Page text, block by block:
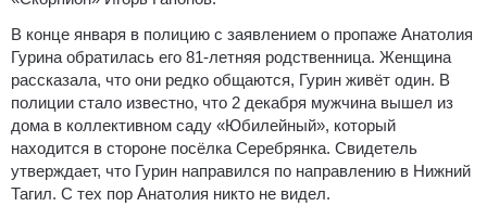
В конце января в полицию с заявлением о пропаже Анатолия
Гурина обратилась его 81-летняя родственница. Женщина
рассказала, что они редко общаются, Гурин живёт один. В
полиции стало известно, что 2 декабря мужчина вышел из
дома в коллективном саду «Юбилейный», который
находится в стороне посёлка Серебрянка. Свидетель
утверждает, что Гурин направился по направлению в Нижний
Тагил. С тех пор Анатолия никто не видел.